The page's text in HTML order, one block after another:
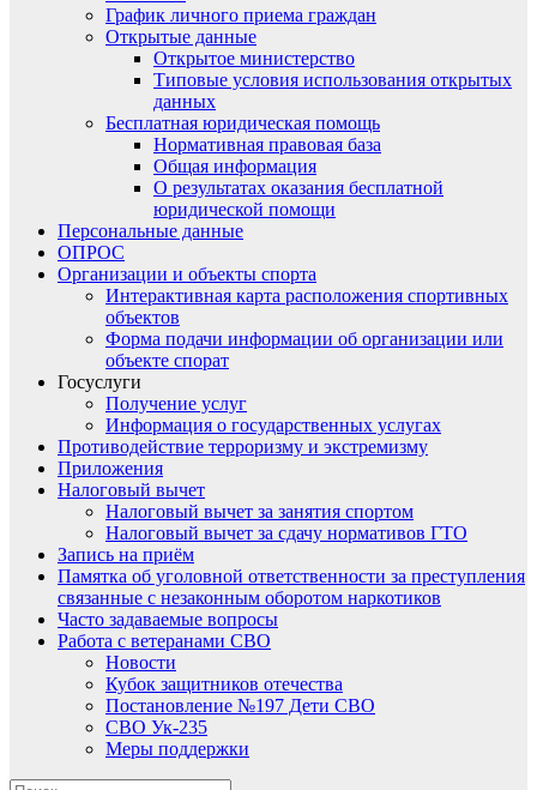
График личного приема граждан
Открытые данные
Открытое министерство
Типовые условия использования открытых
данных
Бесплатная юридическая помощь
Нормативная правовая база
Общая информация
О результатах оказания бесплатной
юридической помощи
Персональные данные
ОПРОС
Организации и объекты спорта
Интерактивная карта расположения спортивных
объектов
Форма подачи информации об организации или
объекте спорат
Госуслуги
Получение услуг
Информация о государственных услугах
Противодействие терроризму и экстремизму
Приложения
Налоговый вычет
Налоговый вычет за занятия спортом
Налоговый вычет за сдачу нормативов ГТО
Запись на приём
Памятка об уголовной ответственности за преступления
связанные с незаконным оборотом наркотиков
Часто задаваемые вопросы
Работа с ветеранами СВО
Новости
Кубок защитников отечества
Постановление №197 Дети СВО
СВО Ук-235
Меры поддержки